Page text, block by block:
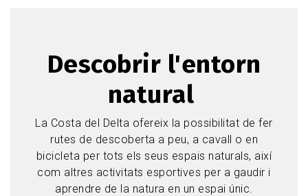
Descobrir l'entorn
natural
La Costa del Delta ofereix la possibilitat de fer
rutes de descoberta a peu, a cavall o en
bicicleta per tots els seus espais naturals, així
com altres activitats esportives per a gaudir i
aprendre de la natura en un espai únic.